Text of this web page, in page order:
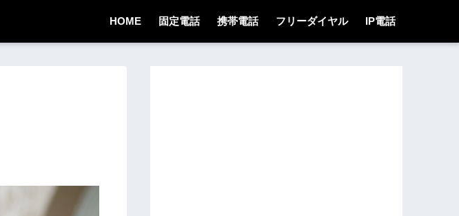
HOME 固定電話 携帯電話 フリーダイヤル IP電話